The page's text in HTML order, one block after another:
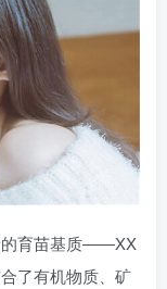
的育苗基质——XX
了有机物质、矿